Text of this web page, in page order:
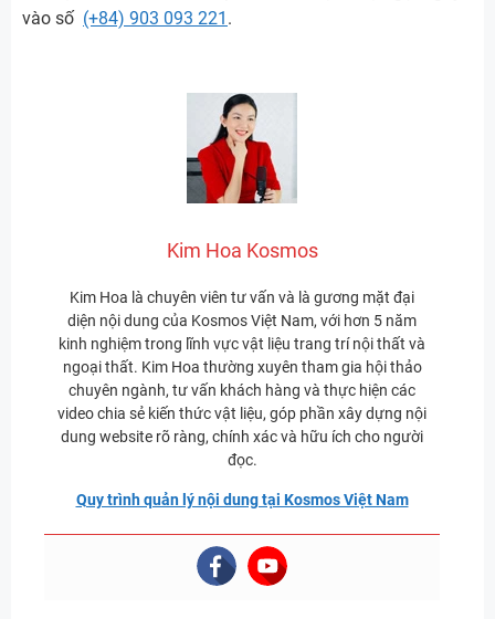
vào số (+84) 903 093 221 .
Kim Hoa Kosmos
Kim Hoa là chuyên viên tư vấn và là gương mặt đại
diện nội dung của Kosmos Việt Nam, với hơn 5 năm
kinh nghiệm trong lĩnh vực vật liệu trang trí nội thất và
ngoại thất. Kim Hoa thường xuyên tham gia hội thảo
chuyên ngành, tư vấn khách hàng và thực hiện các
video chia sẻ kiến thức vật liệu, góp phần xây dựng nội
dung website rõ ràng, chính xác và hữu ích cho người
đọc.
Quy trình quản lý nội dung tại Kosmos Việt Nam